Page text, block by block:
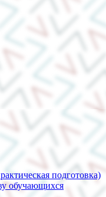
подготовка)
обучающихся